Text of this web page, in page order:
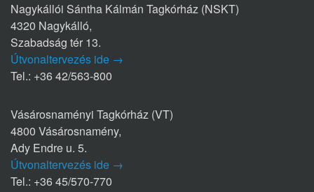
Nagykállói Sántha Kálmán Tagkórház (NSKT)
4320 Nagykálló,
Szabadság tér 13.
Útvonaltervezés ide →
Tel.: +36 42/563-800
Vásárosnaményi Tagkórház (VT)
4800 Vásárosnamény,
Ady Endre u. 5.
Útvonaltervezés ide →
Tel.: +36 45/570-770